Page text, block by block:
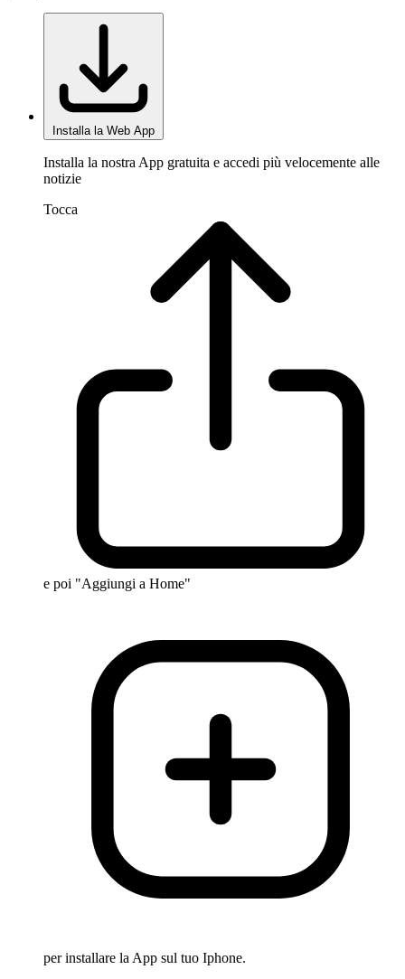
Installa la Web App
Installa la nostra App gratuita e accedi più velocemente alle
notizie
Tocca
e poi "Aggiungi a Home"
per installare la App sul tuo Iphone.